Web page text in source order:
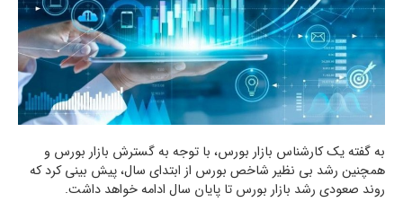
به گفته یک کارشناس بازار بورس، با توجه به گسترش بازار بورس و
همچنین رشد بی نظیر شاخص بورس از ابتدای سال، پیش بینی کرد که
روند صعودی رشد بازار بورس تا پایان سال ادامه خواهد داشت.